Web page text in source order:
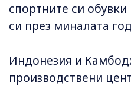
спортните си
си през миналата
Индонезия и
производствени